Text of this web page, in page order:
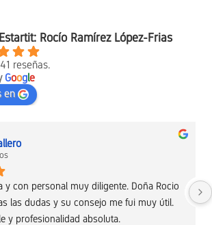
Rocío Ramírez López-Frias
reseñas.
Google
en
y con personal muy diligente. Doña Rocio
las dudas y su consejo me fui muy útil.
y profesionalidad absoluta.